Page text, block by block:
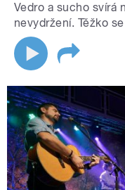
Vedro a sucho svírá
nevydržení. Těžko